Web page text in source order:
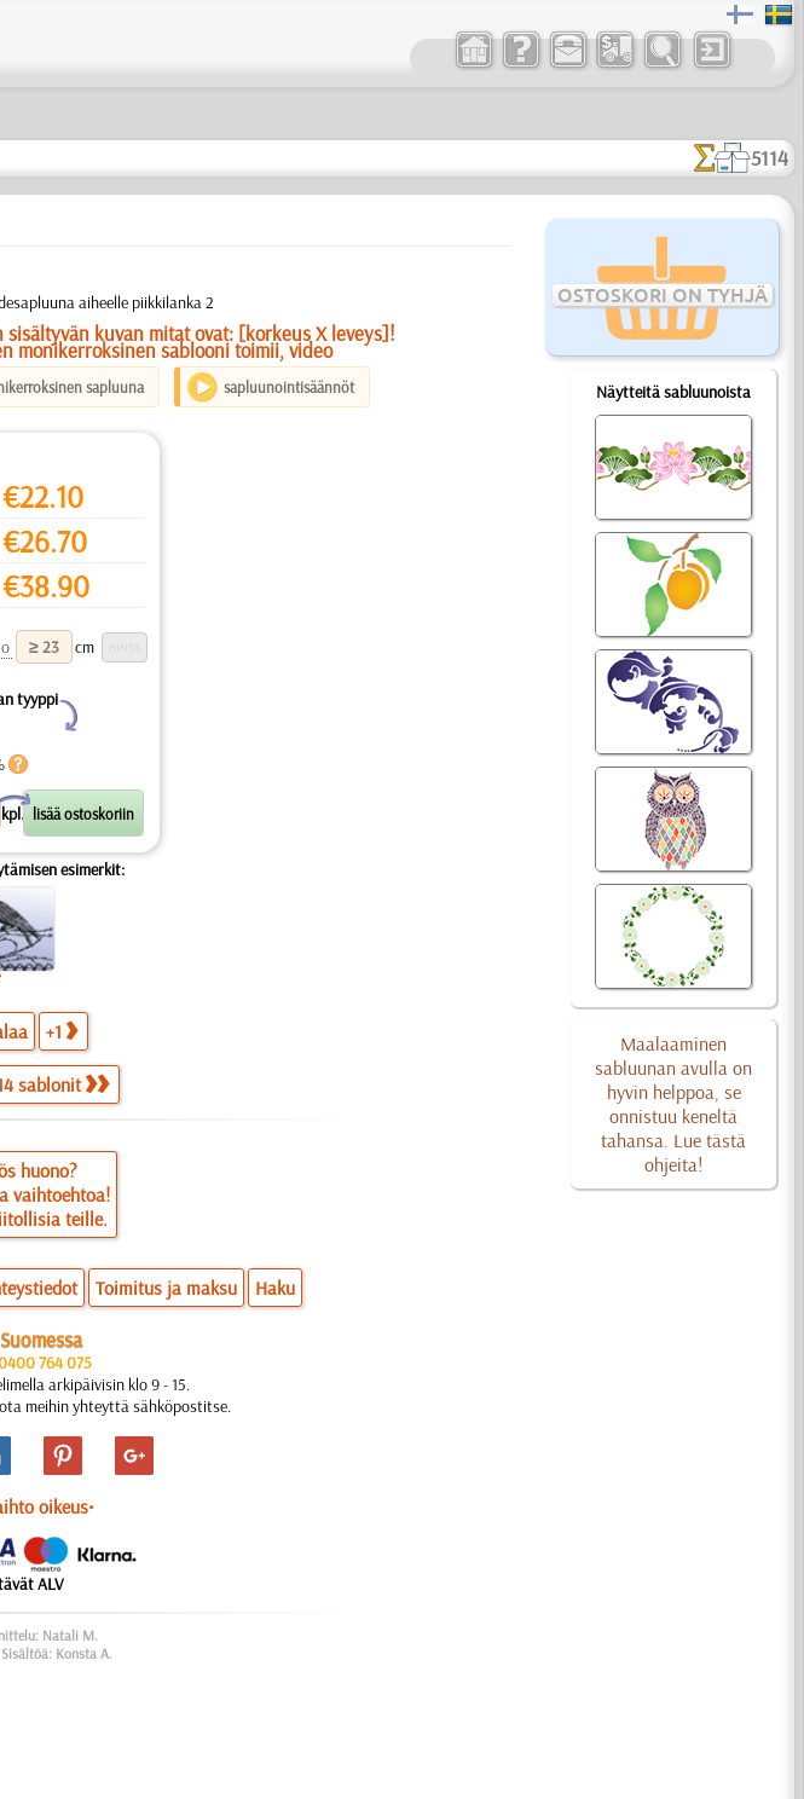
5114
OSTOSKORI ON TYHJÄ
Näytteitä sabluunoista
Maalaaminen
sabluunan avulla on
hyvin helppoa, se
onnistuu keneltä
tahansa. Lue tästä
ohjeita!
aiheelle piikkilanka 2
sisältyvän kuvan mitat ovat: [korkeus X leveys]!
monikerroksinen sablooni toimii, video
sapluuna sapluunointisäännöt
€22.10
€26.70
€38.90
cm
tyyppi
Y
kpl.
esimerkit:
+1
sablonit
huono?
vaihtoehtoa!
teille.
Toimitus ja maksu Haku
764 075
arkipäivisin klo 9 - 15.
meihin yhteyttä sähköpostitse.
oikeus•
ALV
Natali M.
Konsta A.